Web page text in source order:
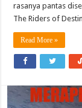
rasanya pantas
The Riders of
Read More »